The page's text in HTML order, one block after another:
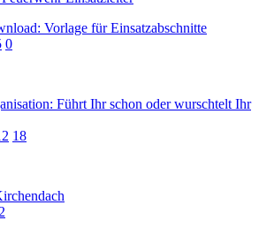
Vorlage für Einsatzabschnitte
0
Führt Ihr schon oder wurschtelt Ihr
18
2